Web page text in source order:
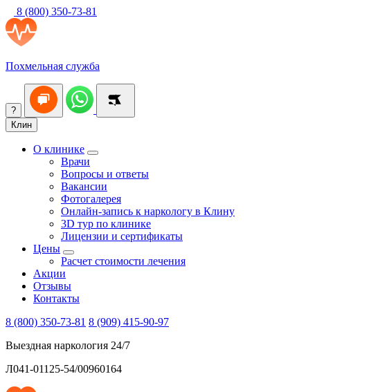
8 (800) 350-73-81
Похмельная служба
?
Клин
О клинике
Врачи
Вопросы и ответы
Вакансии
Фотогалерея
Онлайн-запись к наркологу в Клину
3D тур по клинике
Лицензии и сертификаты
Цены
Расчет стоимости лечения
Акции
Отзывы
Контакты
8 (800) 350-73-81 8 (909) 415-90-97
Выездная наркология 24/7
Л041-01125-54/00960164